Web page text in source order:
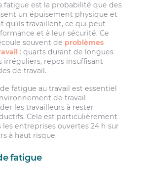
fatigue est la probabilité que des
un épuisement physique et
qu’ils travaillent, ce qui peut
et à leur sécurité. Ce
souvent de problèmes
: quarts durant de longues
irréguliers, repos insuffisant
de travail.
fatigue au travail est essentiel
de travail
les travailleurs à rester
Cela est particulièrement
entreprises ouvertes 24 h sur
à haut risque.
fatigue